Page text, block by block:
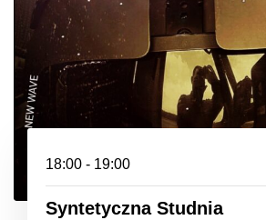
18:00 - 19:00
Syntetyczna Studnia